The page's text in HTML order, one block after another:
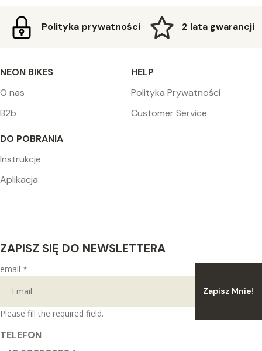
Polityka prywatności 2 lata gwarancji
NEON BIKES
O nas
B2b
HELP
Polityka Prywatności
Customer Service
DO POBRANIA
Instrukcje
Aplikacja
ZAPISZ SIĘ DO NEWSLETTERA
email *
Please fill the required field.
Zapisz Mnie!
TELEFON